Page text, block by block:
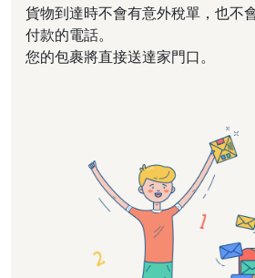
貨物到達時不會有意外稅單，也不
付款的電話。
您的包裹將直接送達家門口。